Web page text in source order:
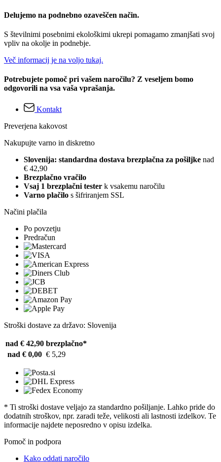
Delujemo na podnebno ozaveščen način.
S številnimi posebnimi ekološkimi ukrepi pomagamo zmanjšati svoj
vpliv na okolje in podnebje.
Več informacij je na voljo tukaj.
Potrebujete pomoč pri vašem naročilu? Z veseljem bomo
odgovorili na vsa vaša vprašanja.
Kontakt
Preverjena kakovost
Nakupujte varno in diskretno
Slovenija: standardna dostava brezplačna za pošiljke nad
€ 42,90
Brezplačno vračilo
Vsaj 1 brezplačni tester k vsakemu naročilu
Varno plačilo s šifriranjem SSL
Načini plačila
Po povzetju
Predračun
Stroški dostave za državo: Slovenija
nad € 42,90 brezplačno*
nad € 0,00 € 5,29
* Ti stroški dostave veljajo za standardno pošiljanje. Lahko pride do
dodatnih stroškov, npr. zaradi teže, velikosti ali lastnosti izdelkov. Te
informacije najdete neposredno v opisu izdelka.
Pomoč in podpora
Kako oddati naročilo